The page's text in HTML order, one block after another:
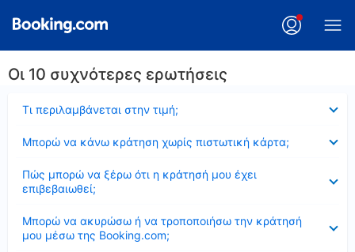
Οι 10 συχνότερες ερωτήσεις
Τι περιλαμβάνεται στην τιμή;
Μπορώ να κάνω κράτηση χωρίς πιστωτική κάρτα;
Πώς μπορώ να ξέρω ότι η κράτησή μου έχει
επιβεβαιωθεί;
Μπορώ να ακυρώσω ή να τροποποιήσω την κράτησή
μου μέσω της Booking.com;